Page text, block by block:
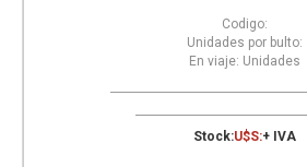
Codigo:
Unidades por bulto:
En viaje: Unidades
Stock:U$S:+ IVA